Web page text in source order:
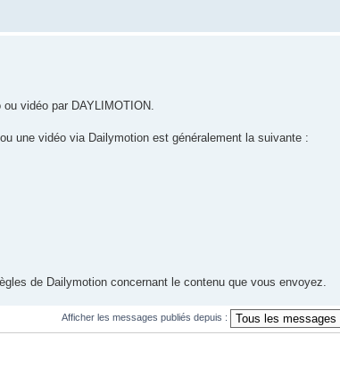
vidéo par DAYLIMOTION.
une vidéo via Dailymotion est généralement la suivante :
de Dailymotion concernant le contenu que vous envoyez.
Afficher les messages publiés depuis :